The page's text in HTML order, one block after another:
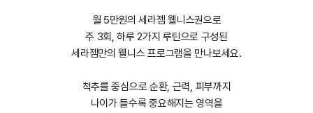
월 5만원의 세라젬 웰니스권으로
주 3회, 하루 2가지 루틴으로 구성된
세라젬만의 웰니스 프로그램을 만나보세요.
척추를 중심으로 순환, 근력, 피부까지
나이가 들수록 중요해지는 영역을